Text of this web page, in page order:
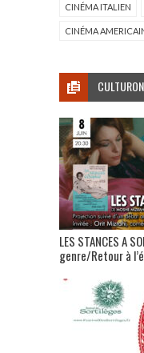
CINÉMA ITALIEN
CINÉMA
LES STANCES A
genre/Retour à